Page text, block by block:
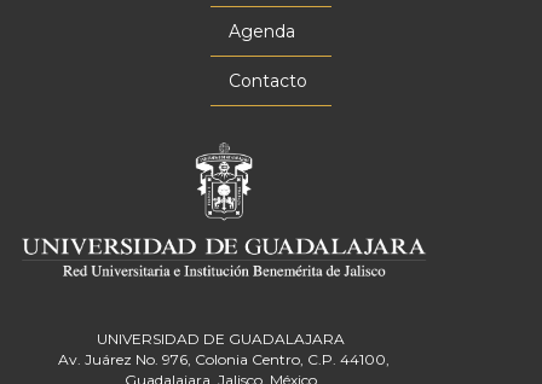
Agenda
Contacto
UNIVERSIDAD DE GUADALAJARA
Av. Juárez No. 976, Colonia Centro, C.P. 44100,
Guadalajara, Jalisco, México